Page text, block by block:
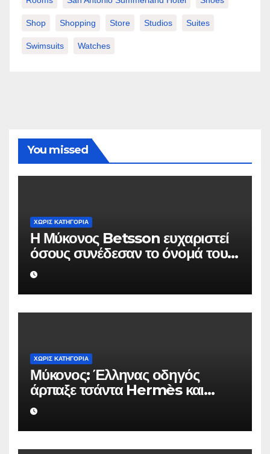
Shop Shopping Store Studios Suites
Swimsuits Watches
You missed
ΧΩΡΊΣ ΚΑΤΗΓΟΡΊΑ
Η Μύκονος Betsson ευχαριστεί
όσους συνέδεσαν το όνομά τους
με την ιστορική χρονιά
ΧΩΡΊΣ ΚΑΤΗΓΟΡΊΑ
Μύκονος: Έλληνας οδηγός
άρπαξε τσάντα Hermès και
Rolex αξίας 75.000 ευρώ από
Ουκρανό τουρίστα